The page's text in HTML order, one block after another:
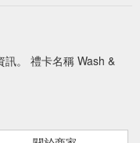
。 禮卡名稱 Wash &